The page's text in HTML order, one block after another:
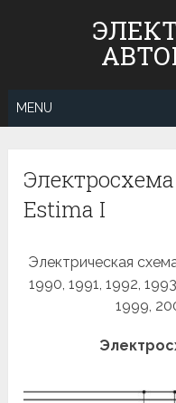
MENU
Estima I
Электрическая
1990, 1991, 1992,
1999,